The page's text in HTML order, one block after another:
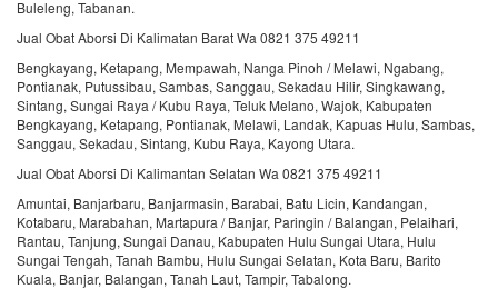
Buleleng, Tabanan.
Jual Obat Aborsi Di Kalimatan Barat Wa 0821 375 49211
Bengkayang, Ketapang, Mempawah, Nanga Pinoh / Melawi, Ngabang,
Pontianak, Putussibau, Sambas, Sanggau, Sekadau Hilir, Singkawang,
Sintang, Sungai Raya / Kubu Raya, Teluk Melano, Wajok, Kabupaten
Bengkayang, Ketapang, Pontianak, Melawi, Landak, Kapuas Hulu, Sambas,
Sanggau, Sekadau, Sintang, Kubu Raya, Kayong Utara.
Jual Obat Aborsi Di Kalimantan Selatan Wa 0821 375 49211
Amuntai, Banjarbaru, Banjarmasin, Barabai, Batu Licin, Kandangan,
Kotabaru, Marabahan, Martapura / Banjar, Paringin / Balangan, Pelaihari,
Rantau, Tanjung, Sungai Danau, Kabupaten Hulu Sungai Utara, Hulu
Sungai Tengah, Tanah Bambu, Hulu Sungai Selatan, Kota Baru, Barito
Kuala, Banjar, Balangan, Tanah Laut, Tampir, Tabalong.